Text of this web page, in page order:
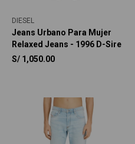
DIESEL
Jeans Urbano Para Mujer
Relaxed Jeans - 1996 D-Sire
S/ 1,050.00